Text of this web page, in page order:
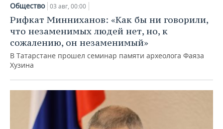
Общество 03 авг, 00:00
Рифкат Минниханов: «Как бы ни говорили,
что незаменимых людей нет, но, к
сожалению, он незаменимый»
В Татарстане прошел семинар памяти археолога Фаяза
Хузина